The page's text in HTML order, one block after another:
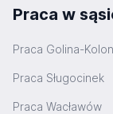
Praca w
Praca Golina-
Praca Sługocinek
Praca Wacławów